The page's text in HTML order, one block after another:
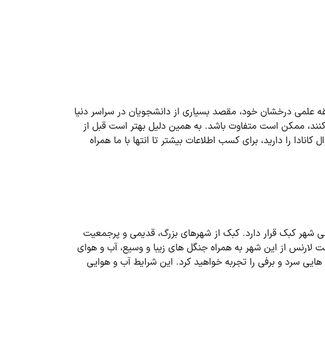
علمی درخشان خود، مقصد بسیاری از دانشجویان در سراسر دنیا
ممکن است متفاوت باشد. به همین دلیل بهتر است قبل از
را دارید، برای کسب اطلاعات بیشتر تا انتها با ما همراه
شهر کبک قرار دارد. کبک از شهرهای بزرگ، قدیمی و پرجمعیت
لارنس از این شهر به همراه جنگل های زیبا و وسیع، آب و هوای
سرد و برفی را تجربه خواهید کرد. این شرایط آب و هوایی